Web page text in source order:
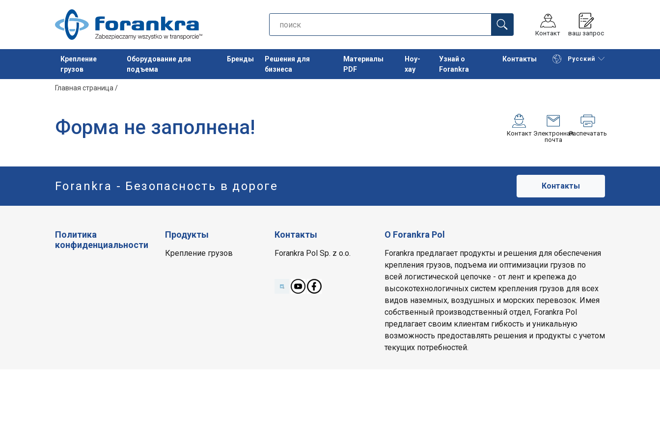
Контакт ваш запрос
Крепление
грузов
Оборудование для
подъема
Бренды
Решения для
бизнеса
Материалы
PDF
Ноу-
хау
Узнай о
Forankra
Контакты Русский
Продукт добавлен в ваш запрос Начать покупки К корзине
Главная страница /
Форма не заполнена! Контакт Электронная
почта
Распечатать
Forankra - Безопасность в дороге Контакты
Политика
конфиденциальности
Продукты
Крепление грузов
Контакты
Forankra Pol Sp. z o.o.
О Forankra Pol
Forankra предлагает продукты и решения для обеспечения
крепления грузов, подъема ии оптимизации грузов по
всей логистической цепочке - от лент и крепежа до
высокотехнологичных систем крепления грузов для всех
видов наземных, воздушных и морских перевозок. Имея
собственный производственный отдел, Forankra Pol
предлагает своим клиентам гибкость и уникальную
возможность предоставлять решения и продукты с учетом
текущих потребностей.